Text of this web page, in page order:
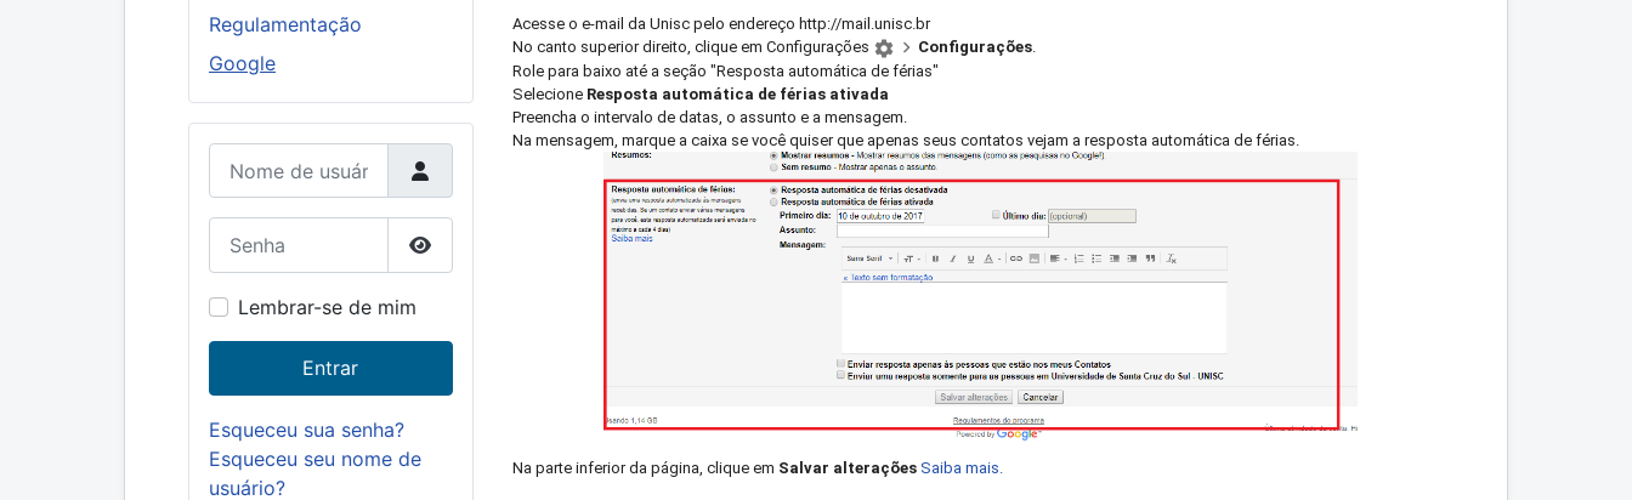
Regulamentação
Google
Nome de usuário
Mostrar senha
Lembrar-se de mim
Entrar
Esqueceu sua senha?
Esqueceu seu nome de
usuário?
Acesse o e-mail da Unisc pelo endereço http://mail.unisc.br
No canto superior direito, clique em Configurações
Configurações.
Role para baixo até a seção "Resposta automática de férias"
Selecione Resposta automática de férias ativada
Preencha o intervalo de datas, o assunto e a mensagem.
Na mensagem, marque a caixa se você quiser que apenas seus contatos vejam a resposta automática de férias.
Na parte inferior da página, clique em Salvar alterações Saiba mais.